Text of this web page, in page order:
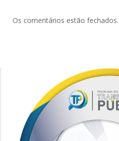
Os comentários estão fechados.